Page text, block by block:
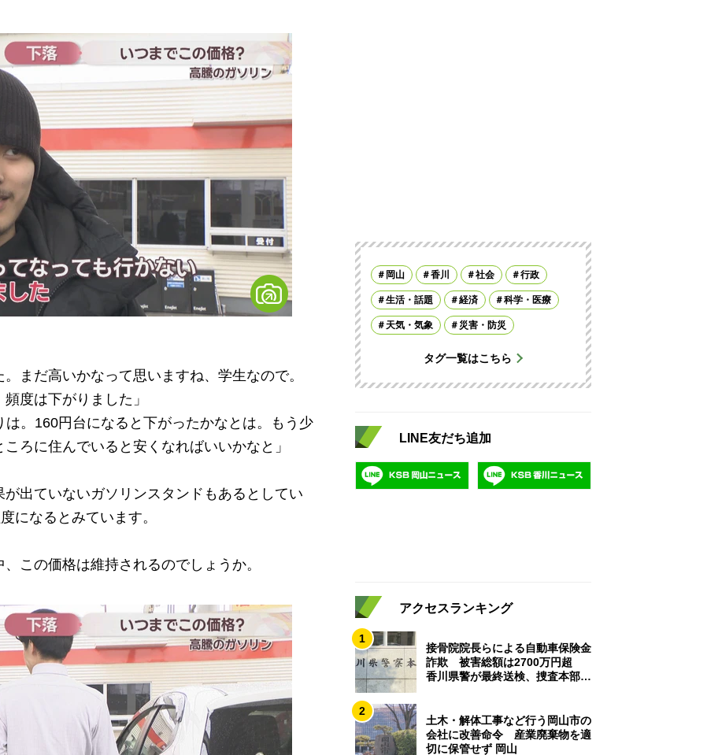
まだ高いかなって思いますね、学生なので。
度は下がりました」
は。160円台になると下がったかなとは。もう少
ろに住んでいると安くなればいいかなと」
出ていないガソリンスタンドもあるとしてい
になるとみています。
この価格は維持されるのでしょうか。
岡山 香川 社会 行政
生活・話題 経済 科学・医療
天気・気象 災害・防災
タグ一覧はこちら
LINE友だち追加
アクセスランキング
1
接骨院院長らによる自動車保険金
詐欺 被害総額は2700万円超
香川県警が最終送検、捜査本部解
2
土木・解体工事など行う岡山市の
会社に改善命令 産業廃棄物を適
切に保管せず 岡山